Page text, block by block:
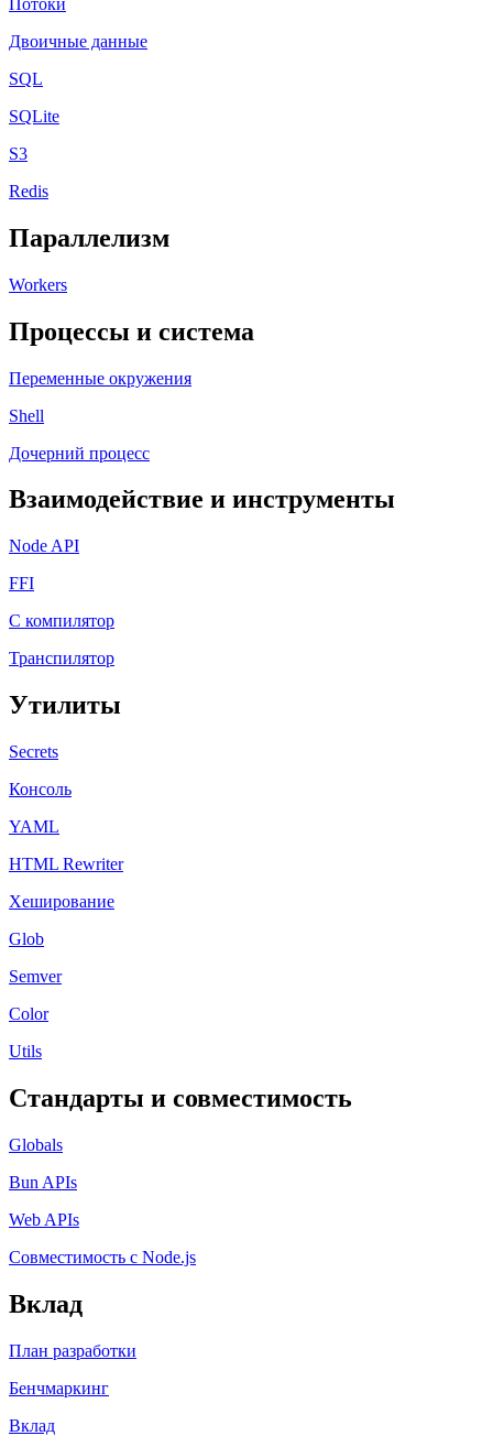
Двоичные данные
SQL
SQLite
S3
Redis
Параллелизм
Workers
Процессы и система
Переменные окружения
Shell
Дочерний процесс
Взаимодействие и инструменты
Node API
FFI
C компилятор
Транспилятор
Утилиты
Secrets
Консоль
YAML
HTML Rewriter
Хеширование
Glob
Semver
Color
Utils
Стандарты и совместимость
Globals
Bun APIs
Web APIs
Совместимость с Node.js
Вклад
План разработки
Бенчмаркинг
Вклад